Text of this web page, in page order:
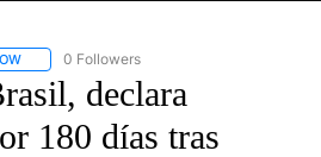
FOLLOW "CNN - SPANISH" TO RECEIVE
0 Followers
declara
180 días tras